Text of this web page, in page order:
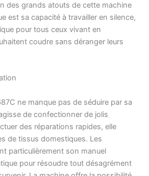
des grands atouts de cette machine
est sa capacité à travailler en silence,
pour tous ceux vivant en
coudre sans déranger leurs
ne manque pas de séduire par sa
de confectionner de jolis
des réparations rapides, elle
de tissus domestiques. Les
particulièrement son manuel
pour résoudre tout désagrément